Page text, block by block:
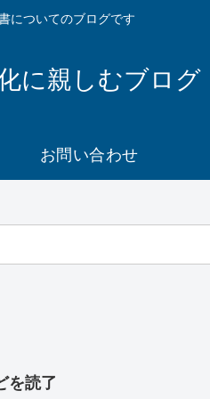
についてのブログです
に親しむブログ
お問い合わせ
を読了